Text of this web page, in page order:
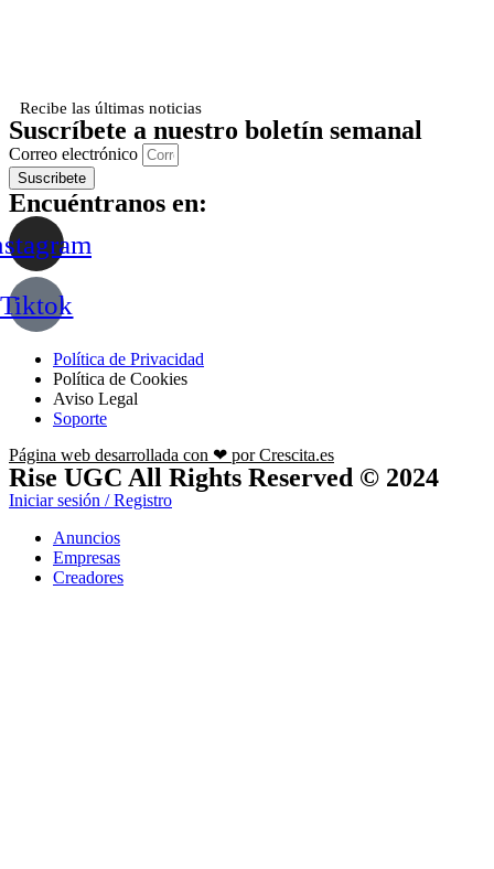
Recibe las últimas noticias
Suscríbete a nuestro boletín semanal
Correo electrónico
Suscribete
Encuéntranos en:
Tiktok
Política de Privacidad
Política de Cookies
Aviso Legal
Soporte
Página web desarrollada con ❤ por Crescita.es
Rise UGC All Rights Reserved © 2024
Iniciar sesión / Registro
Anuncios
Empresas
Creadores